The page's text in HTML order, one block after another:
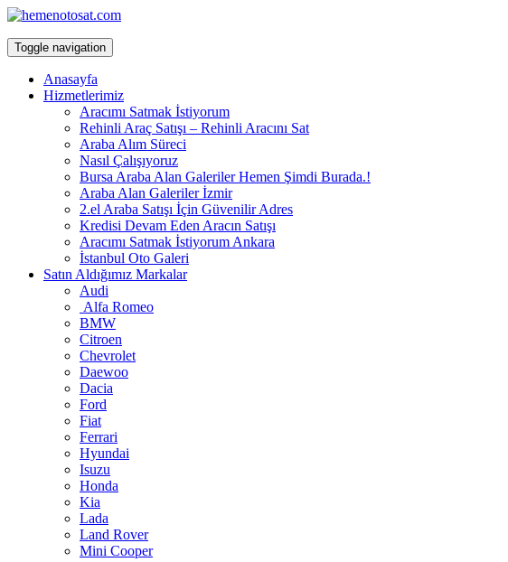
Toggle navigation
Anasayfa
Hizmetlerimiz
Aracımı Satmak İstiyorum
Rehinli Araç Satışı – Rehinli Aracını Sat
Araba Alım Süreci
Nasıl Çalışıyoruz
Bursa Araba Alan Galeriler Hemen Şimdi Burada.!
Araba Alan Galeriler İzmir
2.el Araba Satışı İçin Güvenilir Adres
Kredisi Devam Eden Aracın Satışı
Aracımı Satmak İstiyorum Ankara
İstanbul Oto Galeri
Satın Aldığımız Markalar
Audi
Alfa Romeo
BMW
Citroen
Chevrolet
Daewoo
Dacia
Ford
Fiat
Ferrari
Hyundai
Isuzu
Honda
Kia
Lada
Land Rover
Mini Cooper